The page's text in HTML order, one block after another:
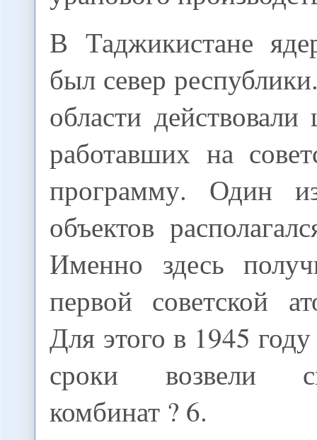
В Таджикистане
был север
области действовали
работавших на
программу. Один
объектов
Именно здесь
первой советской
Для этого в 1945
сроки возвели
комбинат ? 6.